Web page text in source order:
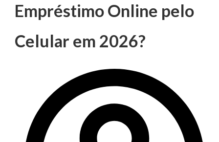
Empréstimo Online pelo
Celular em 2026?